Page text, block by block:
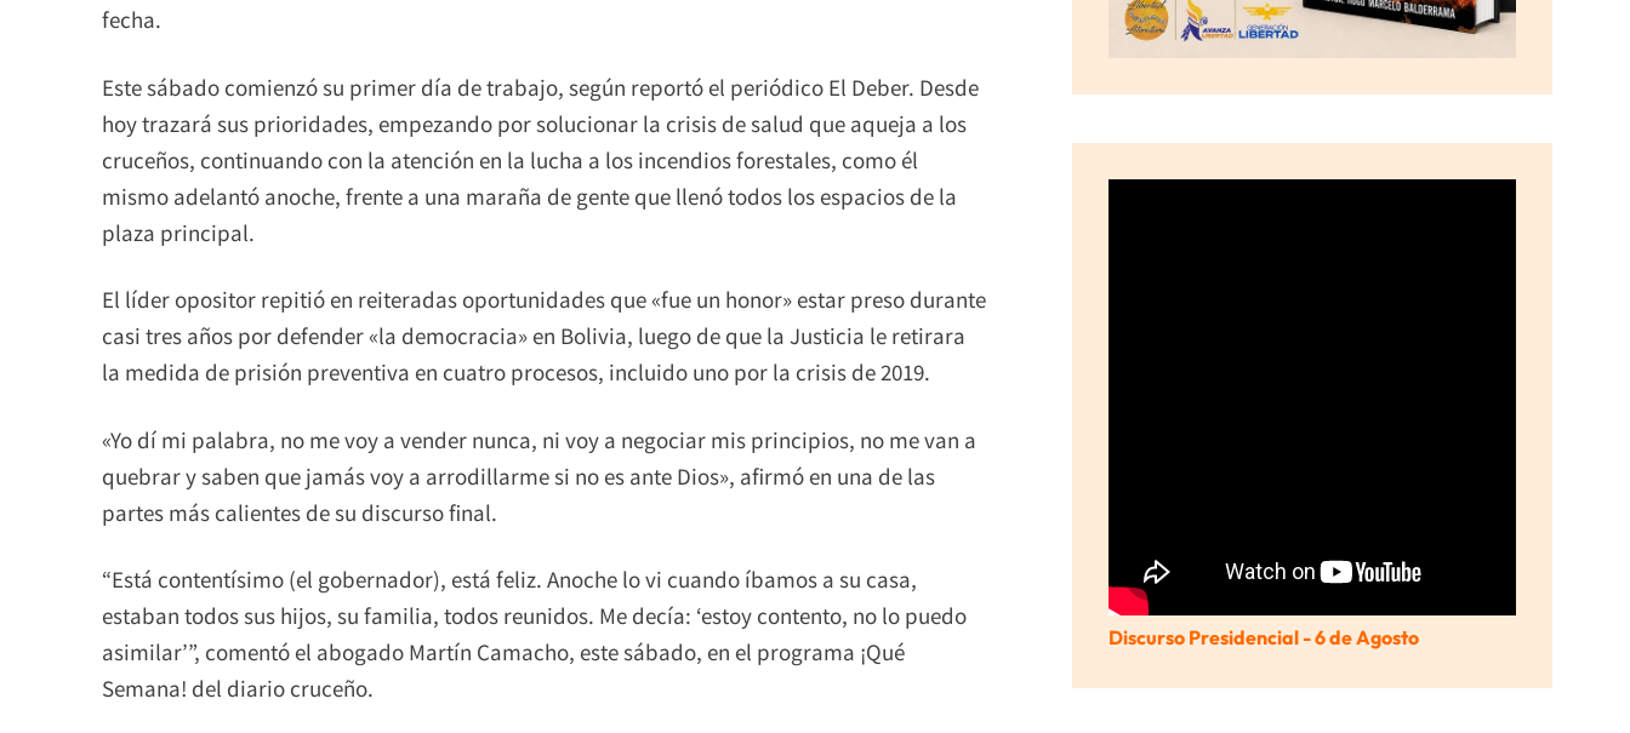
fecha.
Este sábado comienzó su primer día de trabajo, según reportó el periódico El Deber. Desde
hoy trazará sus prioridades, empezando por solucionar la crisis de salud que aqueja a los
cruceños, continuando con la atención en la lucha a los incendios forestales, como él
mismo adelantó anoche, frente a una maraña de gente que llenó todos los espacios de la
plaza principal.
El líder opositor repitió en reiteradas oportunidades que «fue un honor» estar preso durante
casi tres años por defender «la democracia» en Bolivia, luego de que la Justicia le retirara
la medida de prisión preventiva en cuatro procesos, incluido uno por la crisis de 2019.
«Yo dí mi palabra, no me voy a vender nunca, ni voy a negociar mis principios, no me van a
quebrar y saben que jamás voy a arrodillarme si no es ante Dios», afirmó en una de las
partes más calientes de su discurso final.
“Está contentísimo (el gobernador), está feliz. Anoche lo vi cuando íbamos a su casa,
estaban todos sus hijos, su familia, todos reunidos. Me decía: ‘estoy contento, no lo puedo
asimilar’”, comentó el abogado Martín Camacho, este sábado, en el programa ¡Qué
Semana! del diario cruceño.
Discurso Presidencial - 6 de Agosto